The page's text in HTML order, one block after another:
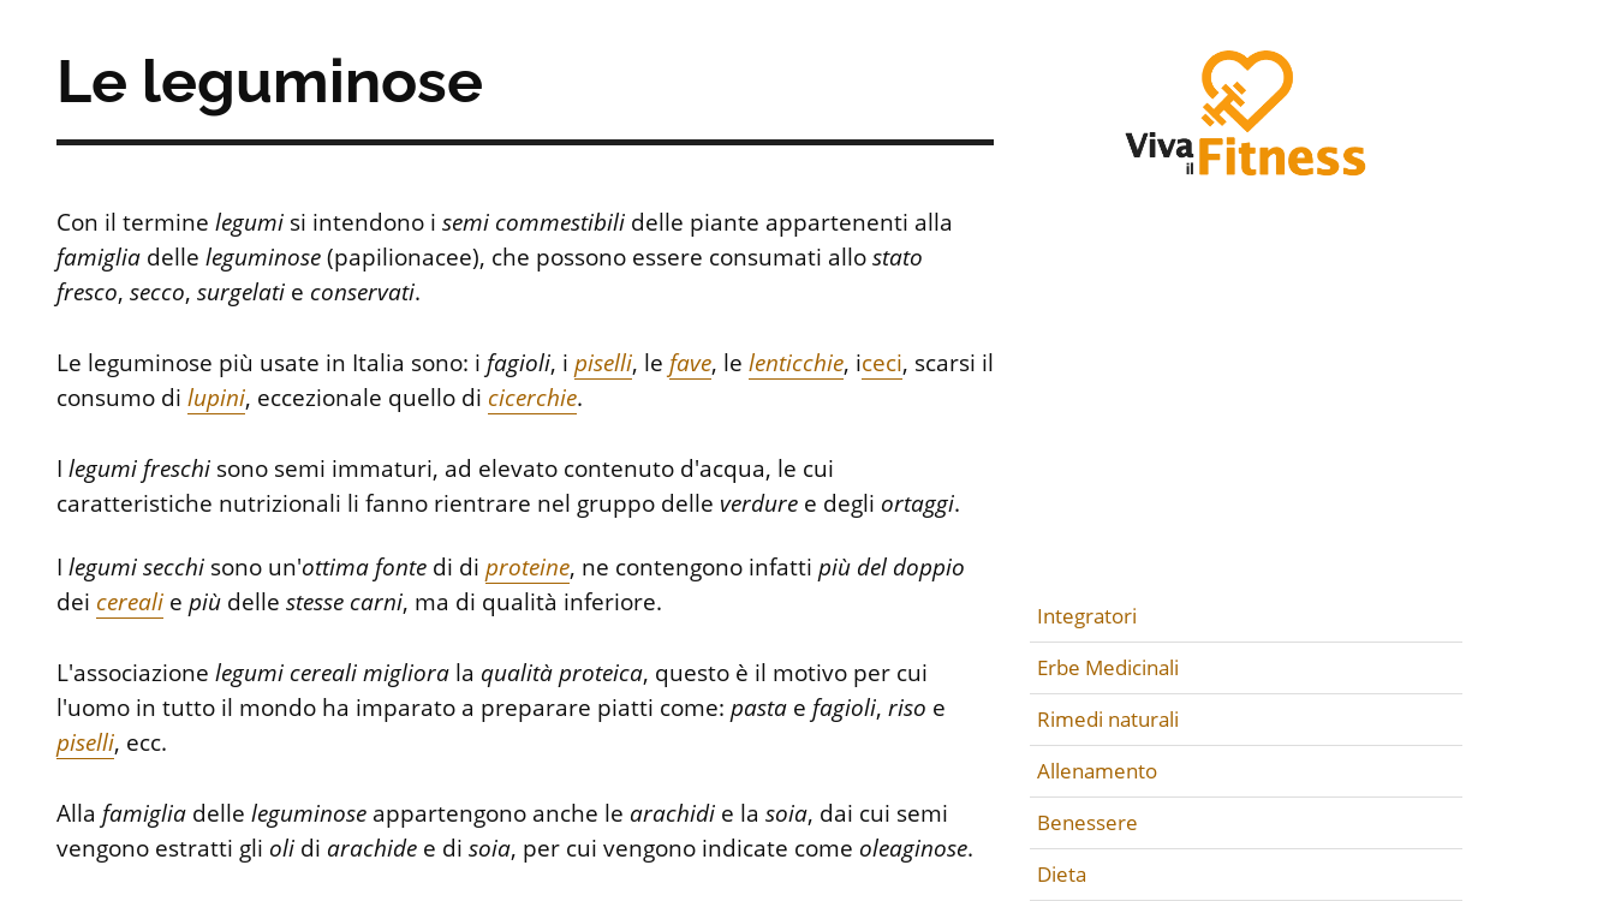
Le leguminose
Con il terminelegumi si intendono isemi commestibili delle piante appartenenti alla
famiglia delleleguminose(papilionacee), che possono essere consumati allostato
fresco,secco,surgelati e conservati.
Le leguminose più usate in Italia sono: i fagioli, ipiselli, le fave, lelenticchie, iceci, scarsi il
consumo dilupini, eccezionale quello di cicerchie.
Ilegumi freschi sono semi immaturi, ad elevato contenuto d'acqua, le cui
caratteristiche nutrizionali li fanno rientrare nel gruppo delle verdure e degli ortaggi.
Ilegumisecchi sono un'ottima fonte di diproteine, ne contengono infattipiù del doppio
dei cereali epiù dellestesse carni, ma di qualità inferiore.
L'associazionelegumi cerealimigliora la qualitàproteica, questo è il motivo per cui
l'uomo in tutto il mondo ha imparato a preparare piatti come:pasta e fagioli,riso e
piselli, ecc.
Alla famiglia delleleguminose appartengono anche le arachidi e lasoia, dai cui semi
vengono estratti gli oli di arachide e disoia, per cui vengono indicate come oleaginose.
Integratori
Erbe Medicinali
Rimedi naturali
Allenamento
Benessere
Dieta